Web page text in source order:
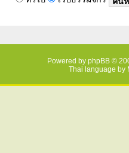
Powered by phpBB ©
Thai language by